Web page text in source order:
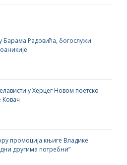
Барама Радовића, богослужи
у Херцег Новом поетско
Ковач
промоција књиге Владике
другима потребни”